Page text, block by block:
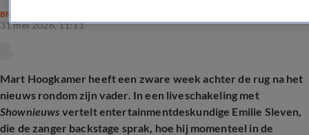
BN'ERS
31 mei 2026, 11:11
Mart Hoogkamer heeft een zware week achter de rug na het
nieuws rondom zijn vader. In een liveschakeling met
Shownieuws vertelt entertainmentdeskundige Emilie Sleven,
die de zanger backstage sprak, hoe hij momenteel in de